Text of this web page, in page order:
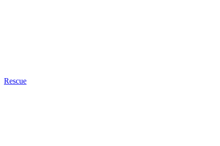
Rescue